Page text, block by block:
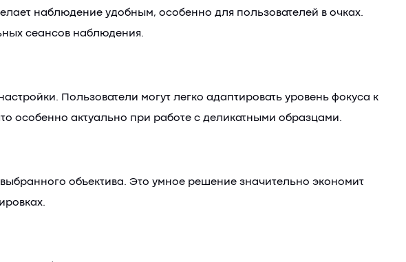
наблюдение удобным, особенно для пользователей в очках.
сеансов наблюдения.
Пользователи могут легко адаптировать уровень фокуса к
особенно актуально при работе с деликатными образцами.
объектива. Это умное решение значительно экономит